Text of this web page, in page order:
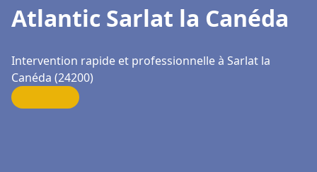
Atlantic Sarlat la Canéda
Intervention rapide et professionnelle à Sarlat la
Canéda (24200)